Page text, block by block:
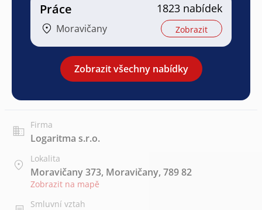
Práce
Moravičany
1823 nabídek
Zobrazit
Zobrazit všechny nabídky
Firma
Logaritma s.r.o.
Lokalita
Moravičany 373, Moravičany, 789 82
Zobrazit na mapě
Smluvní vztah